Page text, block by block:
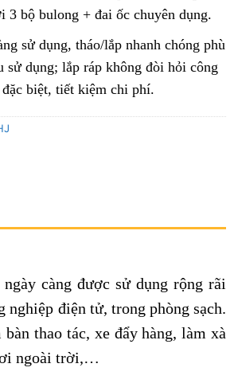
3 bộ bulong + đai ốc chuyên dụng.
sử dụng, tháo/lắp nhanh chóng phù
sử dụng; lắp ráp không đòi hỏi công
biệt, tiết kiệm chi phí.
ngày càng được sử dụng rộng rãi
nghiệp điện tử, trong phòng sạch.
thao tác, xe đẩy hàng, làm xà
ngoài trời,…